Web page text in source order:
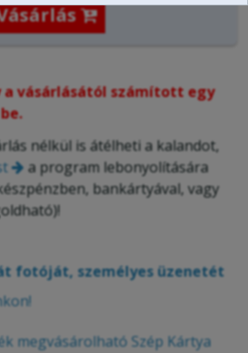

a vásárlásától számított egy
nélkül is átélheti a kalandot,
a program lebonyolítására
bankártyával, vagy
fotóját, személyes üzenetét
megvásárolható Szép Kártya